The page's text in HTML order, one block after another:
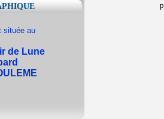
située au
de Lune